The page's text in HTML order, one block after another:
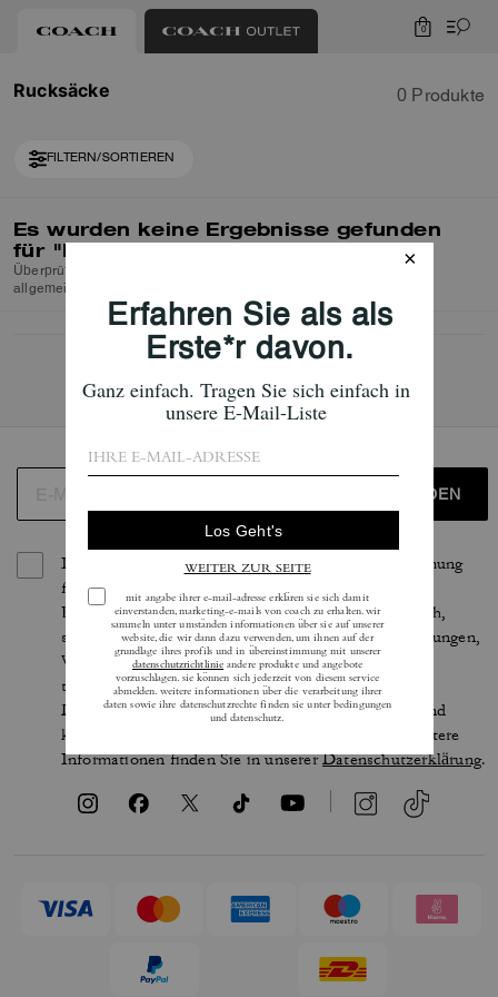
0
Rucksäcke 0 Produkte
FILTERN/SORTIEREN
Es wurden keine Ergebnisse gefunden
für "Rucksäcke"
Überprüfen Sie die Rechtschreibung oder verwenden Sie einen
allgemeineren Suchbegriff und versuchen Sie es erneut.
ANMELDEN
Indem Sie sich anmelden, erteilen Sie Ihre Zustimmung
für den Erhalt von E-Mails über die neuesten
Kollektionen, Angebote und Neuigkeiten von Coach,
sowie Informationen darüber, wie Sie an Veranstaltungen,
Wettbewerben oder Werbekampagnen von Coach
teilnehmen können. Im Rahmen der geltenden
Datenschutzgesetze haben Sie bestimmte Rechte und
können Ihre Einwilligung jederzeit widerrufen. Weitere
Informationen finden Sie in unsererDatenschutzerklärung.